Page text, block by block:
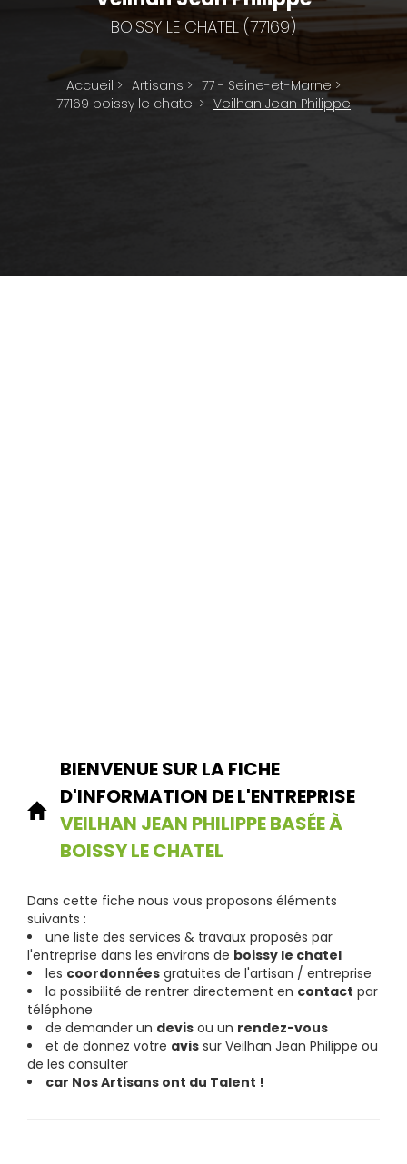
BOISSY LE CHATEL (77169)
Accueil > Artisans > 77 - Seine-et-Marne >
77169 boissy le chatel > Veilhan Jean Philippe
BIENVENUE SUR LA FICHE
D'INFORMATION DE L'ENTREPRISE
VEILHAN JEAN PHILIPPE BASÉE À
BOISSY LE CHATEL
Dans cette fiche nous vous proposons éléments
suivants :
une liste des services & travaux proposés par
l'entreprise dans les environs de boissy le chatel
les coordonnées gratuites de l'artisan / entreprise
la possibilité de rentrer directement en contact par
téléphone
de demander un devis ou un rendez-vous
et de donnez votre avis sur Veilhan Jean Philippe ou
de les consulter
car Nos Artisans ont du Talent !